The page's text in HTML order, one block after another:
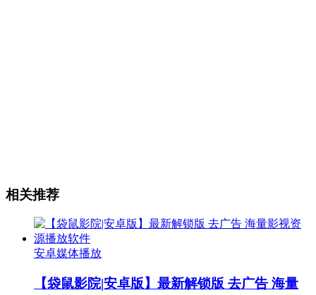
相关推荐
安卓媒体播放
【袋鼠影院|安卓版】最新解锁版 去广告 海量